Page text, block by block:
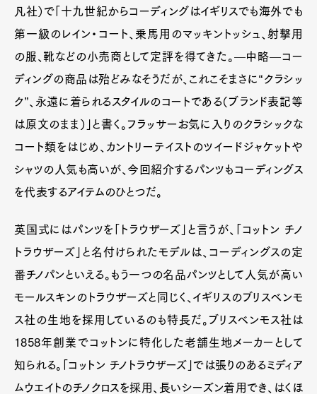
凡社）で「十九世紀からコーディングはイギリスでも海外でも
第一級のレイン・コート、乗馬用のマッキントッシュ、射撃用
の服、靴などの小売商として定評を得てきた。—中略—コー
ディングの商品は殆どみなそうだが、これこそまさに“クラシッ
ク”、永遠に着られるスタイルのコートである（ブランド表記等
は原文のまま）」と書く。フラッサーお気に入りのクラシックな
コート類をはじめ、カントリーテイストのツイードジャケットや
シャツの人気も高いが、今回紹介するパンツもコーディングス
を代表するアイテムのひとつだ。
英国式にはパンツを「トラウザーズ」と言うが、「コットン チノ
トラウザーズ」と名付けられたモデルは、コーディングスの定
番チノパンといえる。もう一つの名品パンツとして人気が高い
モールスキンのトラウザーズと同じく、イギリスのブリスベンモ
ス社の生地を採用しているのも特長だ。ブリスベンモス社は
1858年創業でコットンに特化した老舗生地メーカーとして
知られる。「コットン チノトラウザーズ」では張りのあるミディア
ムウエイトのチノクロスを採用、長いシーズン着用でき、はくほ